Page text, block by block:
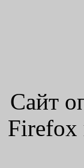
Сайт
Firefox